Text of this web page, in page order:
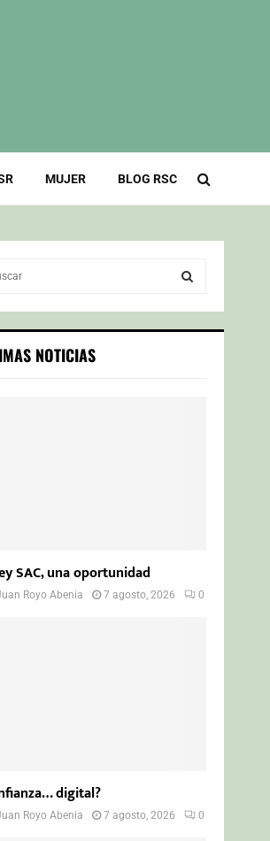
MUJER BLOG RSC
S
NOTICIAS
SAC, una oportunidad
Royo Abenia 7 agosto, 2026 0
digital?
Royo Abenia 7 agosto, 2026 0